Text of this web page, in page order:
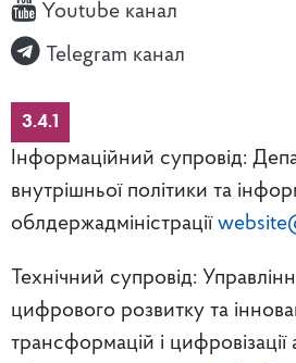
Youtube канал
Telegram канал
3.4.1
Інформаційний супровід:
внутрішньої політики та
облдержадміністрації
Технічний супровід:
цифрового розвитку та
трансформацій і цифровізації